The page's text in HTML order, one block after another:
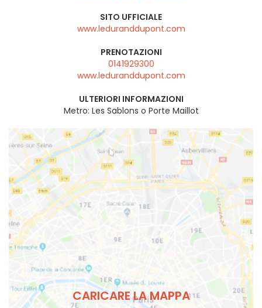
SITO UFFICIALE
www.leduranddupont.com
PRENOTAZIONI
0141929300
www.leduranddupont.com
ULTERIORI INFORMAZIONI
Metro: Les Sablons o Porte Maillot
CARICARE LA MAPPA